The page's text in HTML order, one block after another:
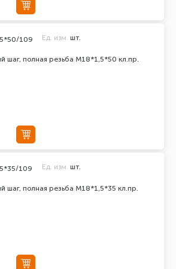
шаг, полная резьба M18*1,5*50 кл.пр.
109 Ед. изм. шт.
шаг, полная резьба M18*1,5*35 кл.пр.
109 Ед. изм. шт.